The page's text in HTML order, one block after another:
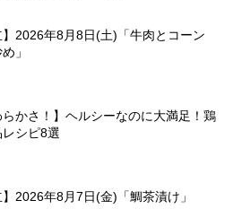
】2026年8月8日(土)「牛肉とコーン
」
らかさ！】ヘルシーなのに大満足！鶏
シピ8選
】2026年8月7日(金)「鯛茶漬け」